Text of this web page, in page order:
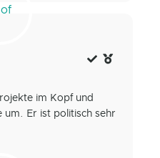
im Kopf und
um. Er ist politisch sehr